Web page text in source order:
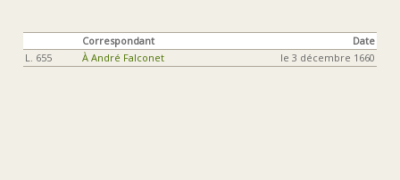
Correspondant
Date
L. 655
À André Falconet le 3 décembre 1660